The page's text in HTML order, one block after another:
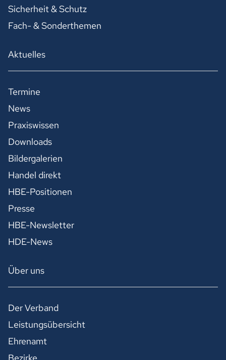
Sicherheit & Schutz
Fach- & Sonderthemen
Aktuelles
Termine
News
Praxiswissen
Downloads
Bildergalerien
Handel direkt
HBE-Positionen
Presse
HBE-Newsletter
HDE-News
Über uns
Der Verband
Leistungsübersicht
Ehrenamt
Bezirke